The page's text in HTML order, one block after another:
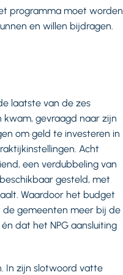
programma moet worden
en willen bijdragen.
laatste van de zes
kwam, gevraagd naar zijn
om geld te investeren in
Acht
een verdubbeling van
gesteld, met
Waardoor het budget
de gemeenten meer bij de
dat het NPG aansluiting
In zijn slotwoord vatte